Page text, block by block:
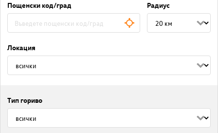
Пощенски код/град Радиус
Локация
Тип гориво